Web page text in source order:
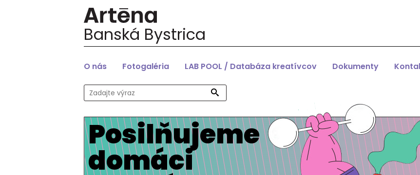
Banská Bystrica
O nás Fotogaléria LAB POOL / Databáza kreatívcov Dokumenty
Posilňujeme
domáci